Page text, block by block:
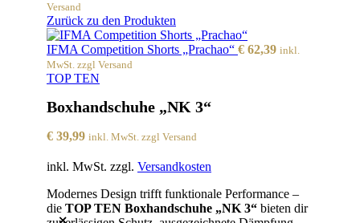
Versand
Zurück zu den Produkten
IFMA Competition Shorts „Prachao“ € 62,39 inkl.
MwSt. zzgl Versand
TOP TEN
Boxhandschuhe „NK 3“
€ 39,99 inkl. MwSt. zzgl Versand
inkl. MwSt. zzgl. Versandkosten
Modernes Design trifft funktionale Performance –
die TOP TEN Boxhandschuhe „NK 3“ bieten dir